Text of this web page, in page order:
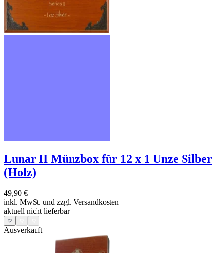
Lunar II Münzbox für 12 x 1 Unze Silber
(Holz)
49,90 €
inkl. MwSt. und zzgl. Versandkosten
aktuell nicht lieferbar
Ausverkauft